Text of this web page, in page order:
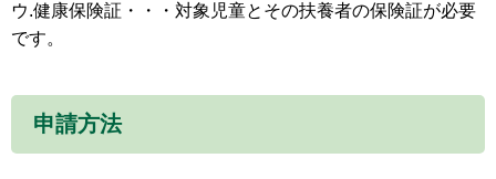
ウ.健康保険証・・・対象児童とその扶養者の保険証が必要
です。
申請方法